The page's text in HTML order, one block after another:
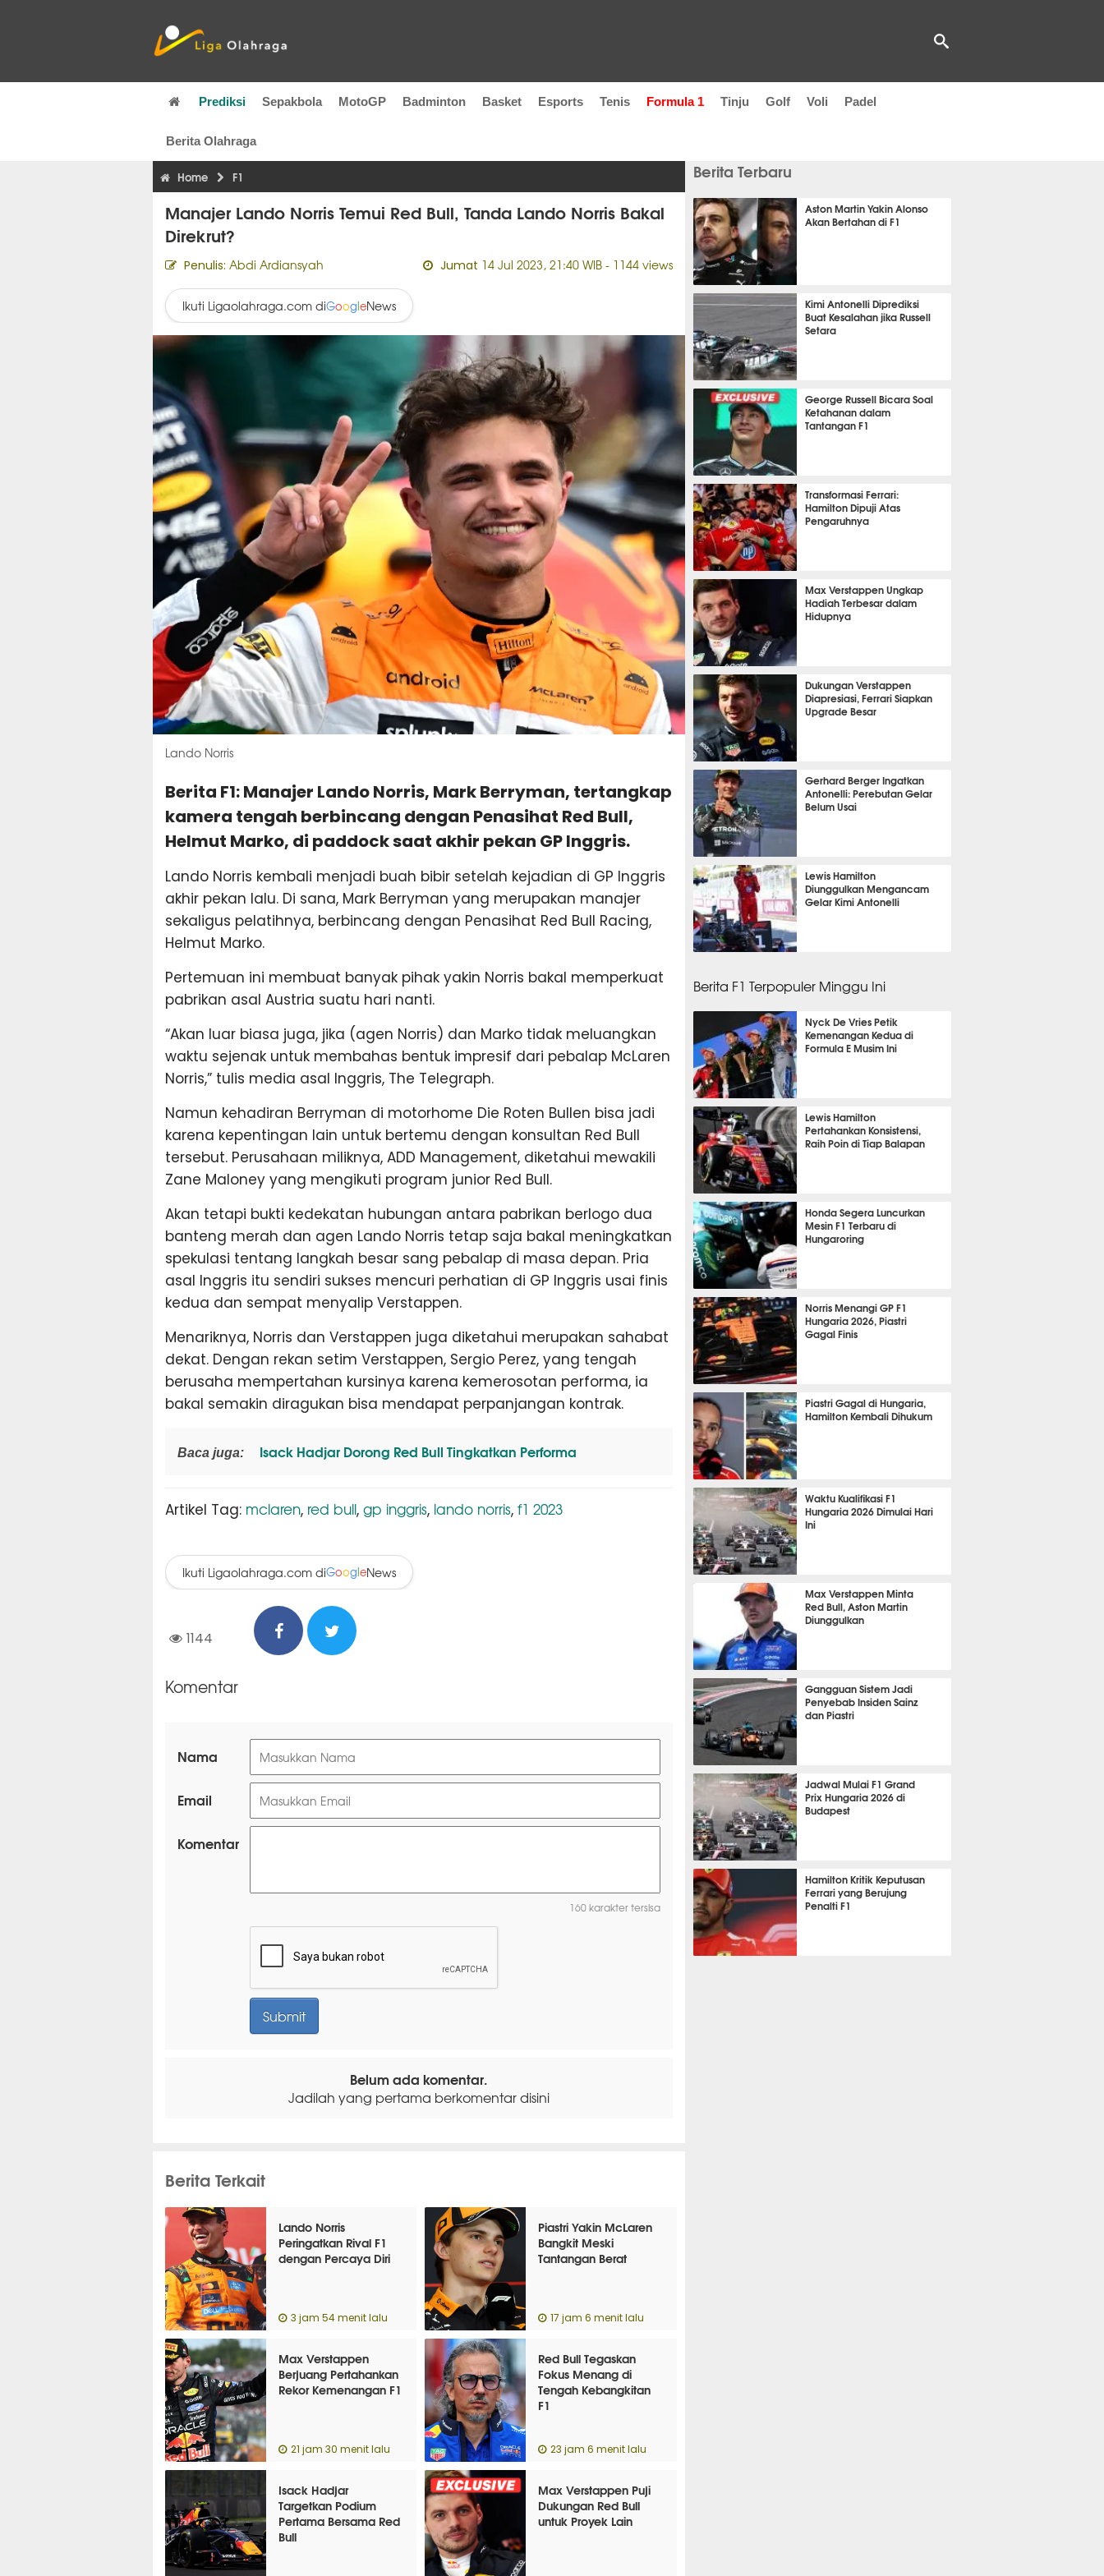
Prediksi Sepakbola MotoGP Badminton Basket Esports Tenis Formula 1 Tinju Golf Voli Padel
Berita Olahraga
Home F1
Manajer Lando Norris Temui Red Bull, Tanda Lando Norris Bakal
Direkrut?
Penulis: Abdi Ardiansyah Jumat 14 Jul 2023, 21:40 WIB- 1144 views
Ikuti Ligaolahraga.com diGoogleNews
Lando Norris
Berita F1: Manajer Lando Norris, Mark Berryman, tertangkap
kamera tengah berbincang dengan Penasihat Red Bull,
Helmut Marko, di paddock saat akhir pekan GP Inggris.
Lando Norris kembali menjadi buah bibir setelah kejadian di GP Inggris
akhir pekan lalu. Di sana, Mark Berryman yang merupakan manajer
sekaligus pelatihnya, berbincang dengan Penasihat Red Bull Racing,
Helmut Marko.
Pertemuan ini membuat banyak pihak yakin Norris bakal memperkuat
pabrikan asal Austria suatu hari nanti.
“Akan luar biasa juga, jika (agen Norris) dan Marko tidak meluangkan
waktu sejenak untuk membahas bentuk impresif dari pebalap McLaren
Norris,” tulis media asal Inggris, The Telegraph.
Namun kehadiran Berryman di motorhome Die Roten Bullen bisa jadi
karena kepentingan lain untuk bertemu dengan konsultan Red Bull
tersebut. Perusahaan miliknya, ADD Management, diketahui mewakili
Zane Maloney yang mengikuti program junior Red Bull.
Akan tetapi bukti kedekatan hubungan antara pabrikan berlogo dua
banteng merah dan agen Lando Norris tetap saja bakal meningkatkan
spekulasi tentang langkah besar sang pebalap di masa depan. Pria
asal Inggris itu sendiri sukses mencuri perhatian di GP Inggris usai finis
kedua dan sempat menyalip Verstappen.
Menariknya, Norris dan Verstappen juga diketahui merupakan sahabat
dekat. Dengan rekan setim Verstappen, Sergio Perez, yang tengah
berusaha mempertahan kursinya karena kemerosotan performa, ia
bakal semakin diragukan bisa mendapat perpanjangan kontrak.
Baca juga: Isack Hadjar Dorong Red Bull Tingkatkan Performa
Artikel Tag: mclaren, red bull, gp inggris, lando norris, f1 2023
Ikuti Ligaolahraga.com diGoogleNews
1144
Komentar
Nama
Email
Komentar
160 karakter tersisa
Belum ada komentar.
Jadilah yang pertama berkomentar disini
Berita Terkait
Lando Norris
Peringatkan Rival F1
dengan Percaya Diri
3 jam 54 menit lalu
Piastri Yakin McLaren
Bangkit Meski
Tantangan Berat
17 jam 6 menit lalu
Max Verstappen
Berjuang Pertahankan
Rekor Kemenangan F1
21 jam 30 menit lalu
Red Bull Tegaskan
Fokus Menang di
Tengah Kebangkitan
F1
23 jam 6 menit lalu
Isack Hadjar
Targetkan Podium
Pertama Bersama Red
Bull
Max Verstappen Puji
Dukungan Red Bull
untuk Proyek Lain
Berita Terbaru
Aston Martin Yakin Alonso
Akan Bertahan di F1
1 jam 6 menit lalu
Kimi Antonelli Diprediksi
Buat Kesalahan jika Russell
Setara
3 jam 6 menit lalu
George Russell Bicara Soal
Ketahanan dalam
Tantangan F1
4 jam 42 menit lalu
Transformasi Ferrari:
Hamilton Dipuji Atas
Pengaruhnya
5 jam 30 menit lalu
Max Verstappen Ungkap
Hadiah Terbesar dalam
Hidupnya
6 jam 42 menit lalu
Dukungan Verstappen
Diapresiasi, Ferrari Siapkan
Upgrade Besar
15 jam 6 menit lalu
Gerhard Berger Ingatkan
Antonelli: Perebutan Gelar
Belum Usai
17 jam 54 menit lalu
Lewis Hamilton
Diunggulkan Mengancam
Gelar Kimi Antonelli
Berita F1 Terpopuler Minggu Ini
Nyck De Vries Petik
Kemenangan Kedua di
Formula E Musim Ini
F1
Lewis Hamilton
Pertahankan Konsistensi,
Raih Poin di Tiap Balapan
F1
Honda Segera Luncurkan
Mesin F1 Terbaru di
Hungaroring
F1
Norris Menangi GP F1
Hungaria 2026, Piastri
Gagal Finis
F1
Piastri Gagal di Hungaria,
Hamilton Kembali Dihukum
F1
Waktu Kualifikasi F1
Hungaria 2026 Dimulai Hari
Ini
Max Verstappen Minta
Red Bull, Aston Martin
Diunggulkan
F1
Gangguan Sistem Jadi
Penyebab Insiden Sainz
dan Piastri
F1
Jadwal Mulai F1 Grand
Prix Hungaria 2026 di
Budapest
F1
Hamilton Kritik Keputusan
Ferrari yang Berujung
Penalti F1